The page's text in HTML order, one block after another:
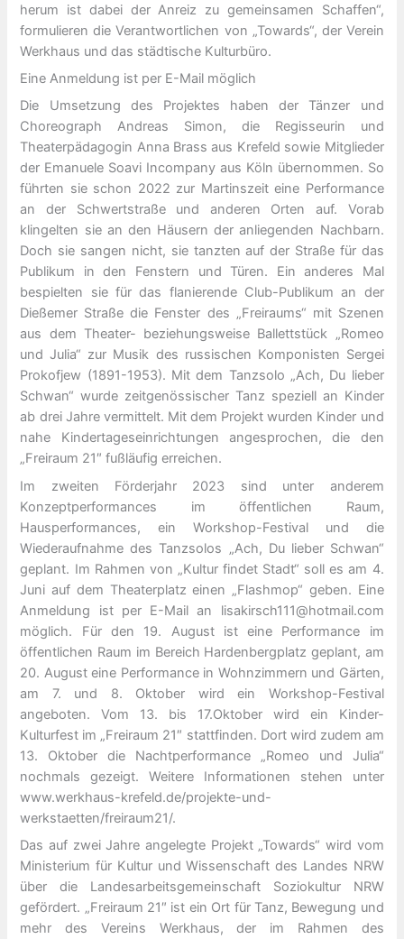
herum ist dabei der Anreiz zu gemeinsamen Schaffen“,
formulieren die Verantwortlichen von „Towards“, der Verein
Werkhaus und das städtische Kulturbüro.
Eine Anmeldung ist per E-Mail möglich
Die Umsetzung des Projektes haben der Tänzer und
Choreograph Andreas Simon, die Regisseurin und
Theaterpädagogin Anna Brass aus Krefeld sowie Mitglieder
der Emanuele Soavi Incompany aus Köln übernommen. So
führten sie schon 2022 zur Martinszeit eine Performance
an der Schwertstraße und anderen Orten auf. Vorab
klingelten sie an den Häusern der anliegenden Nachbarn.
Doch sie sangen nicht, sie tanzten auf der Straße für das
Publikum in den Fenstern und Türen. Ein anderes Mal
bespielten sie für das flanierende Club-Publikum an der
Dießemer Straße die Fenster des „Freiraums“ mit Szenen
aus dem Theater- beziehungsweise Ballettstück „Romeo
und Julia“ zur Musik des russischen Komponisten Sergei
Prokofjew (1891-1953). Mit dem Tanzsolo „Ach, Du lieber
Schwan“ wurde zeitgenössischer Tanz speziell an Kinder
ab drei Jahre vermittelt. Mit dem Projekt wurden Kinder und
nahe Kindertageseinrichtungen angesprochen, die den
„Freiraum 21″ fußläufig erreichen.
Im zweiten Förderjahr 2023 sind unter anderem
Konzeptperformances im öffentlichen Raum,
Hausperformances, ein Workshop-Festival und die
Wiederaufnahme des Tanzsolos „Ach, Du lieber Schwan“
geplant. Im Rahmen von „Kultur findet Stadt“ soll es am 4.
Juni auf dem Theaterplatz einen „Flashmop“ geben. Eine
Anmeldung ist per E-Mail an lisakirsch111@hotmail.com
möglich. Für den 19. August ist eine Performance im
öffentlichen Raum im Bereich Hardenbergplatz geplant, am
20. August eine Performance in Wohnzimmern und Gärten,
am 7. und 8. Oktober wird ein Workshop-Festival
angeboten. Vom 13. bis 17.Oktober wird ein Kinder-
Kulturfest im „Freiraum 21″ stattfinden. Dort wird zudem am
13. Oktober die Nachtperformance „Romeo und Julia“
nochmals gezeigt. Weitere Informationen stehen unter
www.werkhaus-krefeld.de/projekte-und-
werkstaetten/freiraum21/.
Das auf zwei Jahre angelegte Projekt „Towards“ wird vom
Ministerium für Kultur und Wissenschaft des Landes NRW
über die Landesarbeitsgemeinschaft Soziokultur NRW
gefördert. „Freiraum 21″ ist ein Ort für Tanz, Bewegung und
mehr des Vereins Werkhaus, der im Rahmen des